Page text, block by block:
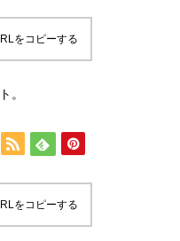
をコピーする
。
をコピーする